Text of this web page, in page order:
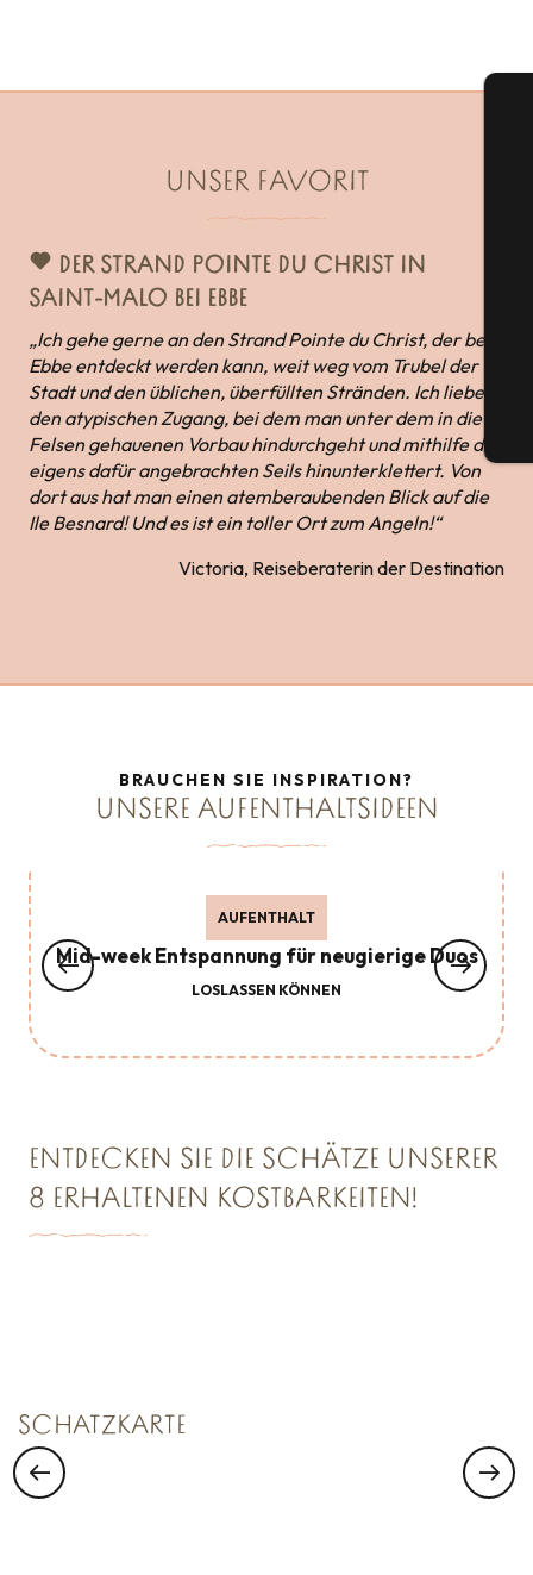
UNSER FAVORIT
DER STRAND POINTE DU CHRIST IN
SAINT-MALO BEI EBBE
„Ich gehe gerne an den Strand Pointe du Christ, der bei
Ebbe entdeckt werden kann, weit weg vom Trubel der
Stadt und den üblichen, überfüllten Stränden. Ich liebe
den atypischen Zugang, bei dem man unter dem in die
Felsen gehauenen Vorbau hindurchgeht und mithilfe des
eigens dafür angebrachten Seils hinunterklettert. Von
dort aus hat man einen atemberaubenden Blick auf die
Ile Besnard! Und es ist ein toller Ort zum Angeln!“
Victoria, Reiseberaterin der Destination
BRAUCHEN SIE INSPIRATION?
UNSERE AUFENTHALTSIDEEN
AUFENTHALT
Mid-week Entspannung für neugierige Duos
LOSLASSEN KÖNNEN
ENTDECKEN SIE DIE SCHÄTZE UNSERER
8 ERHALTENEN KOSTBARKEITEN!
SCHATZKARTE